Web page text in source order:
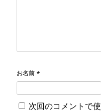
お名前 *
次回のコメントで